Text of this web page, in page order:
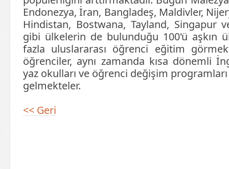
Endonezya, İran, Bangladeş, Maldivler,
Hindistan, Bostwana, Tayland, Singapur
gibi ülkelerin de bulunduğu 100'ü aşkın
fazla uluslararası öğrenci eğitim
öğrenciler, aynı zamanda kısa dönemli
yaz okulları ve öğrenci değişim
gelmekteler.
<< Geri